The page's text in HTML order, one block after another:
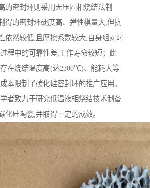
的密封环则采用无压固相烧结法制
得的密封环硬度高、弹性模量大,但抗
依然较低,且摩擦系数较大,自身组对时
程中的可靠性差,工作寿命较短；此
在烧结温度高(达2300℃)、能耗大等
本限制了碳化硅密封环的推广应用。
者致力于研究低温液相烧结技术制备
化硅陶瓷,并取得一定的成效。